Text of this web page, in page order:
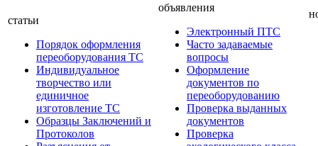
статьи
Порядок оформления
переоборудования ТС
Индивидуальное
творчество или
единичное
изготовление ТС
Образцы Заключений и
Протоколов
объявления
Электронный ПТС
Часто задаваемые
вопросы
Оформление
документов по
переоборудованию
Проверка выданных
документов
Проверка